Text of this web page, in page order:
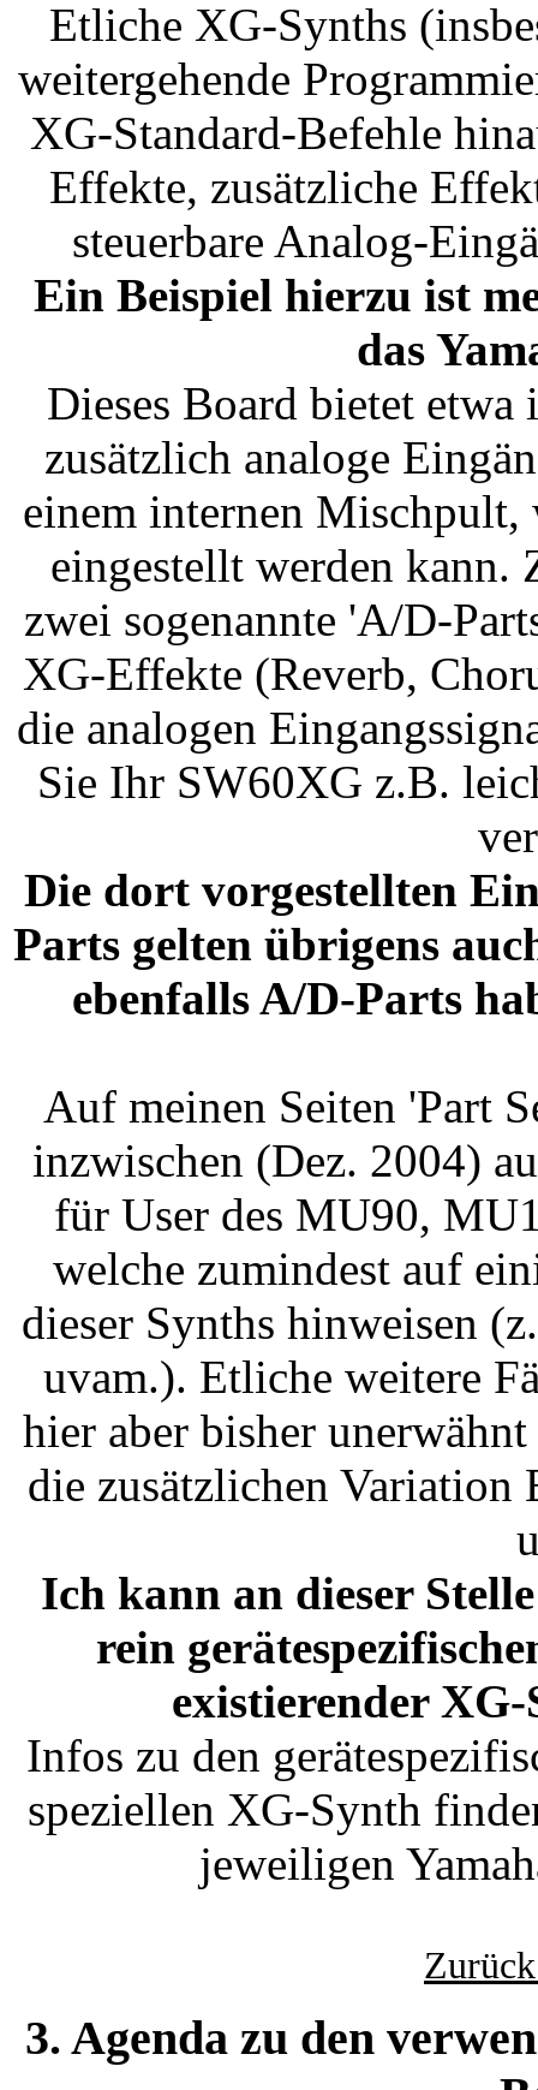
Etliche XG-Synths
weitergehende
XG-Standard-Befehle
Effekte, zusätzliche
steuerbare Analog-
Ein Beispiel hierzu ist
das
Dieses Board bietet
zusätzlich analoge
einem internen Mischpult,
eingestellt werden kann.
zwei sogenannte 'A/D-
XG-Effekte (Reverb,
die analogen
Sie Ihr SW60XG z.B.
Die dort vorgestellten
Parts gelten übrigens
ebenfalls A/D-Parts
Auf meinen Seiten 'Part
inzwischen (Dez. 2004)
für User des MU90,
welche zumindest auf
dieser Synths hinweisen
uvam.). Etliche weitere
hier aber bisher
die zusätzlichen Variation
Ich kann an dieser
rein
existierender
Infos zu den
speziellen XG-Synth
jeweiligen
3. Agenda zu den